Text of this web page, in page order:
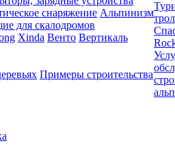
снаряжение Альпинизм
для скалодромов
Xinda Венто Вертикаль
Примеры строительства